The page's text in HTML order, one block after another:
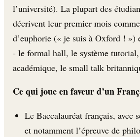
l’université). La plupart des
décrivent leur premier mois
d’euphorie (« je suis à Oxford ! »)
- le formal hall, le système
académique, le small talk
Ce qui joue en faveur d’un
Le Baccalauréat français, avec
et notamment l’épreuve de